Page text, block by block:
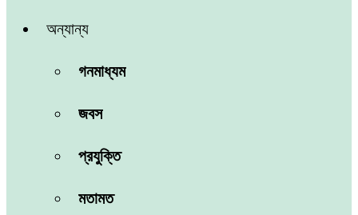
অন্যান্য
গনমাধ্যম
জবস
প্রযুক্তি
মতামত